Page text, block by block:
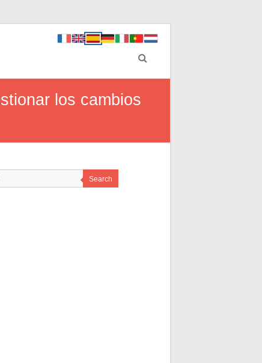
los cambios
Search